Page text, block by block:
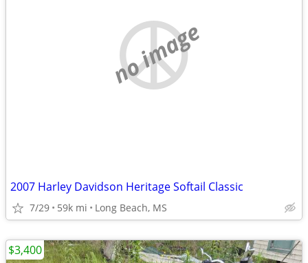
no image
2007 Harley Davidson Heritage Softail Classic
7/29 59k mi Long Beach, MS
$3,400